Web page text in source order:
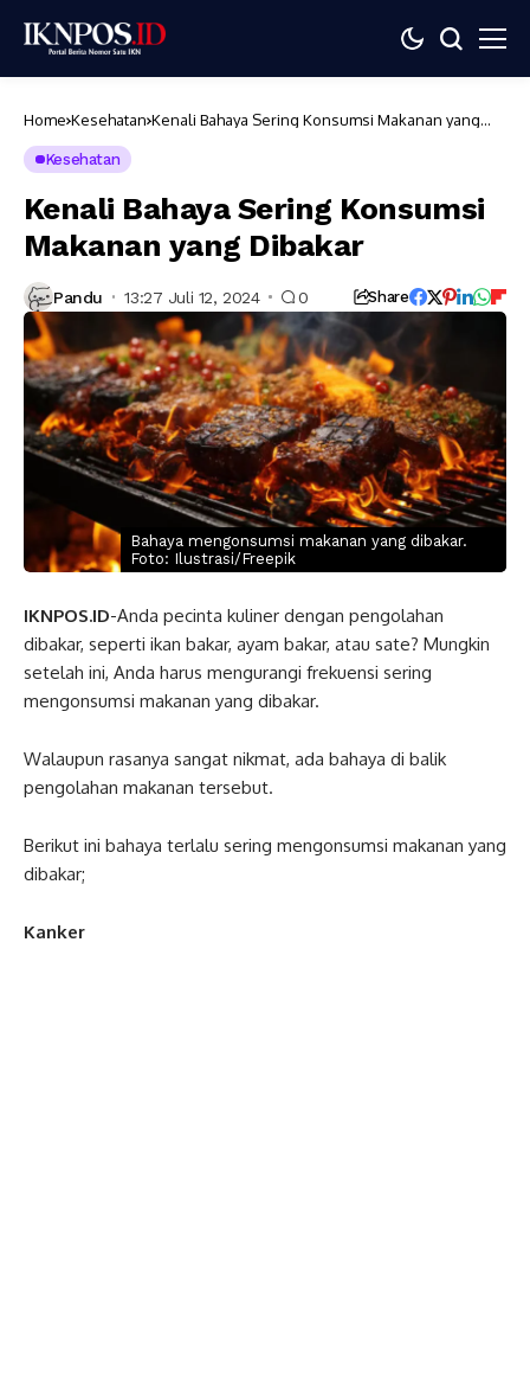
Home Kesehatan Kenali Bahaya Sering Konsumsi Makanan yang
Kesehatan
Kenali Bahaya Sering Konsumsi
Makanan yang Dibakar
Pandu 13:27 Juli 12, 2024 0 Share
Bahaya mengonsumsi makanan yang dibakar.
Foto: Ilustrasi/Freepik
IKNPOS.ID-Anda pecinta kuliner dengan pengolahan
dibakar, seperti ikan bakar, ayam bakar, atau sate? Mungkin
setelah ini, Anda harus mengurangi frekuensi sering
mengonsumsi makanan yang dibakar.
Walaupun rasanya sangat nikmat, ada bahaya di balik
pengolahan makanan tersebut.
Berikut ini bahaya terlalu sering mengonsumsi makanan yang
dibakar;
Kanker